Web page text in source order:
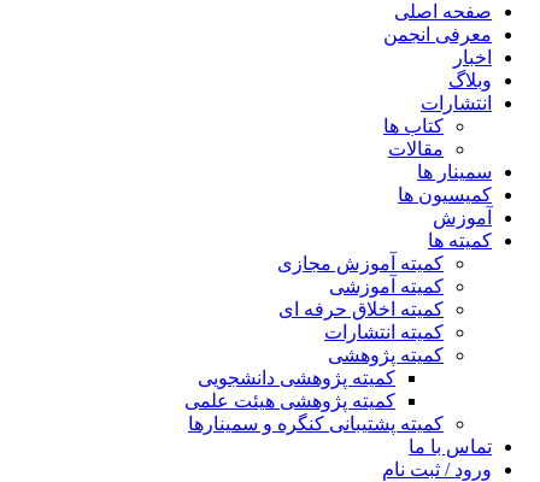
صفحه اصلی
معرفی انجمن
اخبار
وبلاگ
انتشارات
کتاب ها
مقالات
سمینار ها
کمیسیون ها
آموزش
کمیته ها
کمیته آموزش مجازی
کمیته آموزشی
کمیته اخلاق حرفه ای
کمیته انتشارات
کمیته پژوهشی
کمیته پژوهشی دانشجویی
کمیته پژوهشی هیئت علمی
کمیته پشتیبانی کنگره و سمینارها
تماس با ما
ورود / ثبت نام